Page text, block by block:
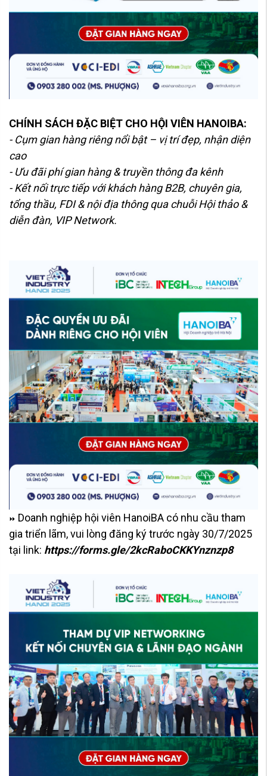
CHÍNH SÁCH ĐẶC BIỆT CHO HỘI VIÊN HANOIBA:
- Cụm gian hàng riêng nổi bật – vị trí đẹp, nhận diện
cao
- Ưu đãi phí gian hàng & truyền thông đa kênh
- Kết nối trực tiếp với khách hàng B2B, chuyên gia,
tổng thầu, FDI & nội địa thông qua chuỗi Hội thảo &
diễn đàn, VIP Network.
⏩ Doanh nghiệp hội viên HanoiBA có nhu cầu tham
gia triển lãm, vui lòng đăng ký trước ngày 30/7/2025
tại link: https://forms.gle/2kcRaboCKKYnznzp8